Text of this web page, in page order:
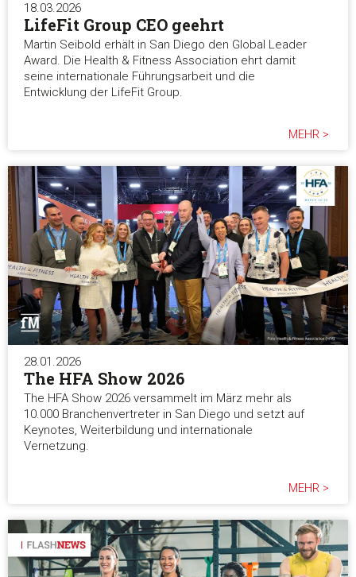
18.03.2026
LifeFit Group CEO geehrt
Martin Seibold erhält in San Diego den Global Leader
Award. Die Health & Fitness Association ehrt damit
seine internationale Führungsarbeit und die
Entwicklung der LifeFit Group.
MEHR >
28.01.2026
The HFA Show 2026
The HFA Show 2026 versammelt im März mehr als
10.000 Branchenvertreter in San Diego und setzt auf
Keynotes, Weiterbildung und internationale
Vernetzung.
MEHR >